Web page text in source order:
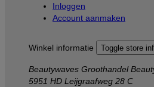
Inloggen
Account aanmaken
Winkel informatie Toggle store
Beautywaves Groothandel
5951 HD Leijgraafweg 28 C